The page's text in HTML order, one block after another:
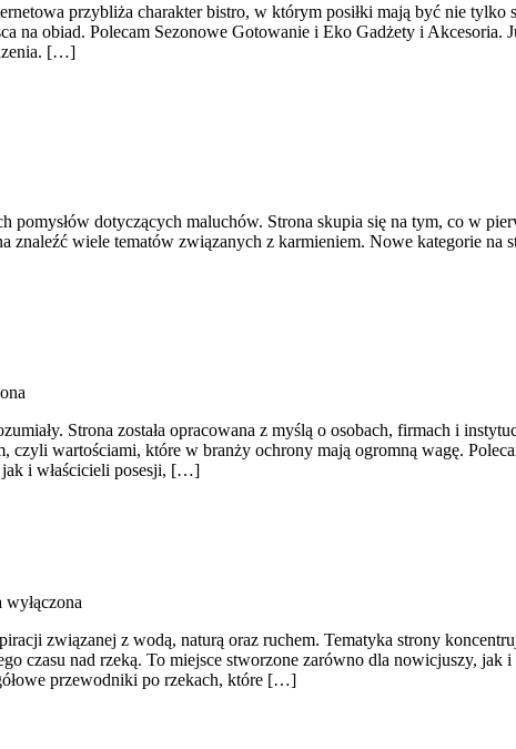
przybliża charakter bistro, w którym posiłki mają być nie tylko
obiad. Polecam Sezonowe Gotowanie i Eko Gadżety i Akcesoria.
[…]
dotyczących maluchów. Strona skupia się na tym, co w
wiele tematów związanych z karmieniem. Nowe kategorie na
Strona została opracowana z myślą o osobach, firmach i
czyli wartościami, które w branży ochrony mają ogromną wagę.
i właścicieli posesji, […]
wyłączona
związanej z wodą, naturą oraz ruchem. Tematyka strony
czasu nad rzeką. To miejsce stworzone zarówno dla nowicjuszy, jak
przewodniki po rzekach, które […]